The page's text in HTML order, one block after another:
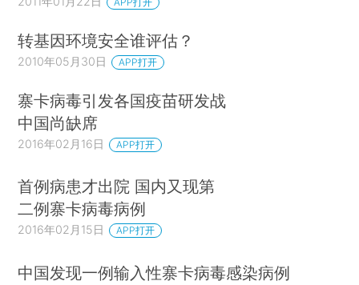
转基因环境安全谁评估？
2010年05月30日 APP打开
寨卡病毒引发各国疫苗研发战
中国尚缺席
2016年02月16日 APP打开
首例病患才出院 国内又现第
二例寨卡病毒病例
2016年02月15日 APP打开
中国发现一例输入性寨卡病毒感染病例